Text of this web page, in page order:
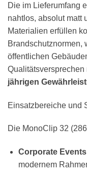
Die im Lieferumfang
nahtlos, absolut matt
Materialien erfüllen
Brandschutznormen,
öffentlichen
jährigen
Einsatzbereiche und
Die MonoClip 32
Corporate
modernem